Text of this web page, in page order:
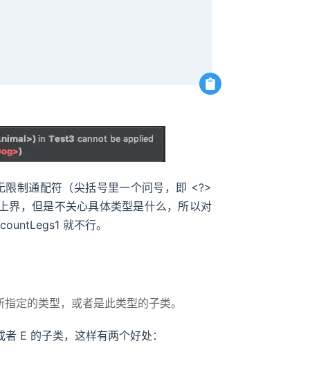
制通配符（尖括号里一个问号，即 <?>
界，但是不关心具体类型是什么，所以对
就不行。
定的类型，或者是此类型的子类。
E 的子类，这样有两个好处：